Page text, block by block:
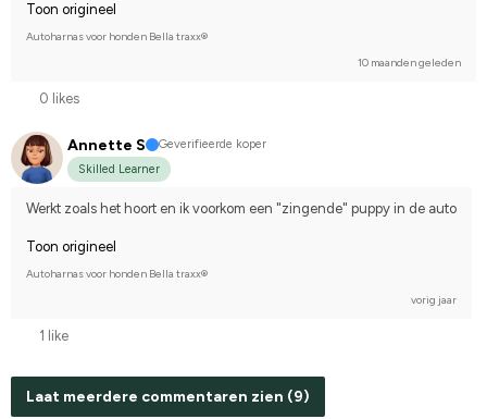
Toon origineel
Autoharnas voor honden Bella traxx®
10 maanden geleden
0 likes
Annette S
Geverifieerde koper
Skilled Learner
Werkt zoals het hoort en ik voorkom een "zingende" puppy in de auto
Toon origineel
Autoharnas voor honden Bella traxx®
vorig jaar
1 like
Laat meerdere commentaren zien (9)